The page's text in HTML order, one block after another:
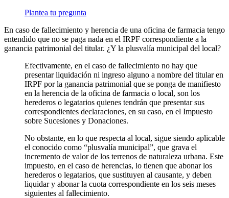
Plantea tu pregunta
En caso de fallecimiento y herencia de una oficina de farmacia tengo
entendido que no se paga nada en el IRPF correspondiente a la
ganancia patrimonial del titular. ¿Y la plusvalía municipal del local?
Efectivamente, en el caso de fallecimiento no hay que
presentar liquidación ni ingreso alguno a nombre del titular en
IRPF por la ganancia patrimonial que se ponga de manifiesto
en la herencia de la oficina de farmacia o local, son los
herederos o legatarios quienes tendrán que presentar sus
correspondientes declaraciones, en su caso, en el Impuesto
sobre Sucesiones y Donaciones.
No obstante, en lo que respecta al local, sigue siendo aplicable
el conocido como “plusvalía municipal”, que grava el
incremento de valor de los terrenos de naturaleza urbana. Este
impuesto, en el caso de herencias, lo tienen que abonar los
herederos o legatarios, que sustituyen al causante, y deben
liquidar y abonar la cuota correspondiente en los seis meses
siguientes al fallecimiento.